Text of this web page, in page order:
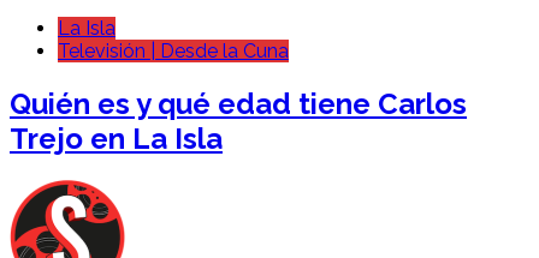
La Isla
Televisión | Desde la Cuna
Quién es y qué edad tiene Carlos
Trejo en La Isla